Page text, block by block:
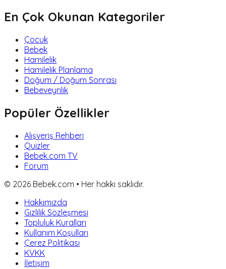
En Çok Okunan Kategoriler
Çocuk
Bebek
Hamilelik
Hamilelik Planlama
Doğum / Doğum Sonrası
Bebeveynlik
Popüler Özellikler
Alışveriş Rehberi
Quizler
Bebek.com TV
Forum
© 2026 Bebek.com • Her hakkı saklıdır.
Hakkımızda
Gizlilik Sözleşmesi
Topluluk Kuralları
Kullanım Koşulları
Çerez Politikası
KVKK
İletişim